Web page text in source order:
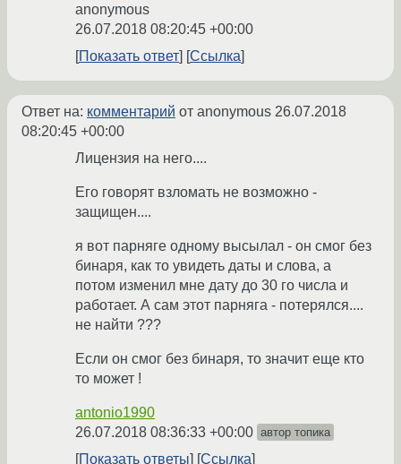
anonymous
26.07.2018 08:20:45 +00:00
Показать ответ
Ссылка
Ответ на: комментарий от anonymous 26.07.2018
08:20:45 +00:00
Лицензия на него....
Его говорят взломать не возможно -
защищен....
я вот парняге одному высылал - он смог без
бинаря, как то увидеть даты и слова, а
потом изменил мне дату до 30 го числа и
работает. А сам этот парняга - потерялся....
не найти ???
Если он смог без бинаря, то значит еще кто
то может !
antonio1990
26.07.2018 08:36:33 +00:00 автор топика
Показать ответы Ссылка